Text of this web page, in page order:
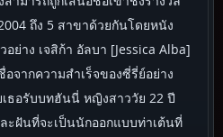
ถึง 5 สาขาด้วยกันโดยหนัง
ย่าง เจสิก้า อัลบา [Jessica Alba]
จากความสำเร็จของซี่รี่ย์อย่าง
ธอรับบทฮันนี่ หญิงสาววัย 22 ปี
ะฝันที่จะเป็นนักออกแบบท่าเต้นที่